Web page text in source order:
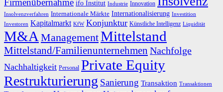
Firmenübernahme ifo Institut Industrie Innovation
Insolvenzverfahren Internationale Märkte Internationalisierung Investition
Investoren Kapitalmarkt KfW Konjunktur Künstliche Intelligenz Liquidität
M&A ManagementMittelstand
Mittelstand/Familienunternehmen Nachfolge
Nachhaltigkeit Personal Private Equity
Restrukturierung Sanierung Transaktion Transaktionen